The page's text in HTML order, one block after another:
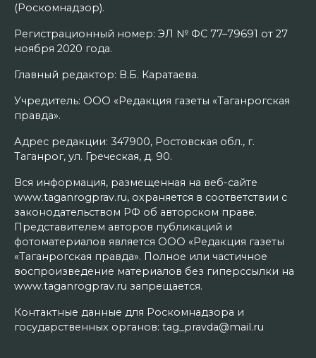
(Роскомнадзор).
Регистрационный номер: ЭЛ № ФС 77–79691 от 27
ноября 2020 года.
Главный редактор: В.Б. Каратаева.
Учредитель: ООО «Редакция газеты «Таганрогская
правда».
Адрес редакции: 347900, Ростовская обл., г.
Таганрог, ул. Греческая, д. 90.
Вся информация, размещенная на веб-сайте
www.taganrogprav.ru, охраняется в соответствии с
законодательством РФ об авторском праве.
Представителем авторов публикаций и
фотоматериалов является ООО «Редакция газеты
«Таганрогская правда». Полное или частичное
воспроизведение материалов без гиперссылки на
www.taganrogprav.ru запрещается.
Контактные данные для Роскомнадзора и
государственных органов: tag_pravda@mail.ru